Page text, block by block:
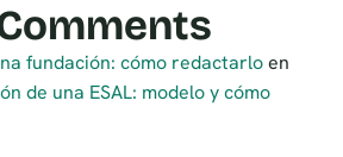
fundación: cómo redactarloen
de una ESAL: modelo y cómo